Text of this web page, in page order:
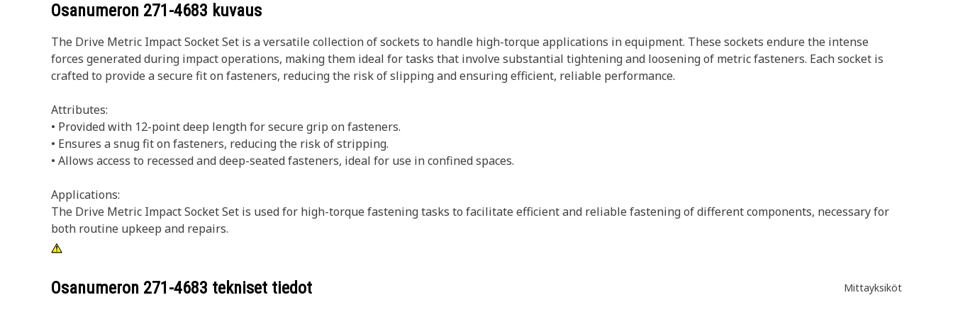
Osanumeron 271-4683 kuvaus
The Drive Metric Impact Socket Set is a versatile collection of sockets to handle high-torque applications in equipment. These sockets endure the intense
forces generated during impact operations, making them ideal for tasks that involve substantial tightening and loosening of metric fasteners. Each socket is
crafted to provide a secure fit on fasteners, reducing the risk of slipping and ensuring efficient, reliable performance.
Attributes:
• Provided with 12-point deep length for secure grip on fasteners.
• Ensures a snug fit on fasteners, reducing the risk of stripping.
• Allows access to recessed and deep-seated fasteners, ideal for use in confined spaces.
Applications:
The Drive Metric Impact Socket Set is used for high-torque fastening tasks to facilitate efficient and reliable fastening of different components, necessary for
both routine upkeep and repairs.
Osanumeron 271-4683 tekniset tiedot Mittayksiköt